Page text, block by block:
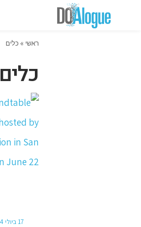
ראשי » כלים
כלים
17 ביולי 2014